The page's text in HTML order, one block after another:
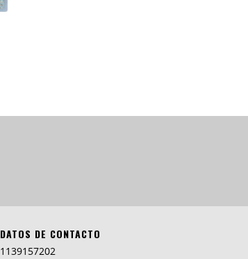
DATOS DE CONTACTO
1139157202